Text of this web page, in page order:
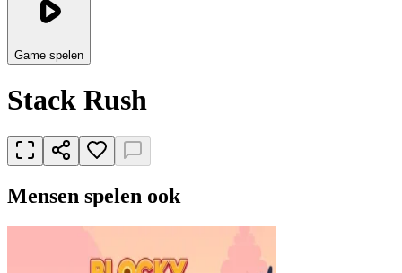
Game spelen
Stack Rush
Mensen spelen ook